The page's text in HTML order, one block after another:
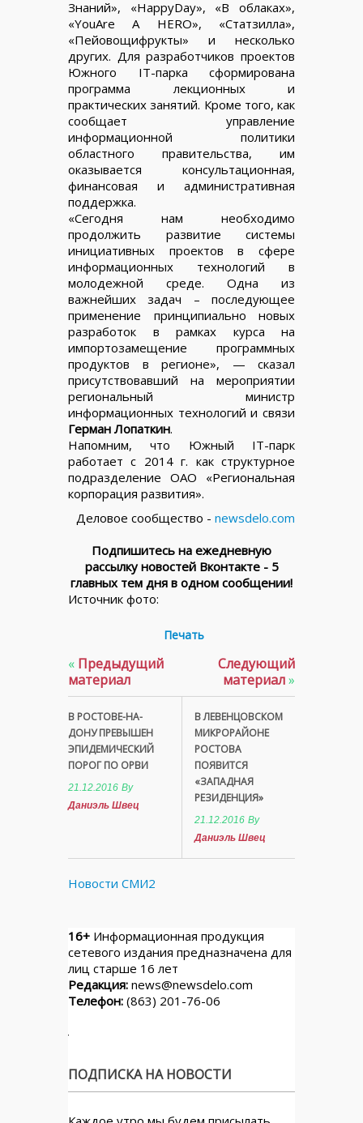
Знаний», «HappyDay», «В облаках»,
«YouAre A HERO», «Статзилла»,
«Пейовощифрукты» и несколько
других. Для разработчиков проектов
Южного IT-парка сформирована
программа лекционных и
практических занятий. Кроме того, как
сообщает управление
информационной политики
областного правительства, им
оказывается консультационная,
финансовая и административная
поддержка.
«Сегодня нам необходимо
продолжить развитие системы
инициативных проектов в сфере
информационных технологий в
молодежной среде. Одна из
важнейших задач – последующее
применение принципиально новых
разработок в рамках курса на
импортозамещение программных
продуктов в регионе», — сказал
присутствовавший на мероприятии
региональный министр
информационных технологий и связи
Герман Лопаткин.
Напомним, что Южный IT-парк
работает с 2014 г. как структурное
подразделение ОАО «Региональная
корпорация развития».
Деловое сообщество - newsdelo.com
Подпишитесь на ежедневную
рассылку новостей Вконтакте - 5
главных тем дня в одном сообщении!
Источник фото:
Печать
« Предыдущий
материал
В РОСТОВЕ-НА-
ДОНУ ПРЕВЫШЕН
ЭПИДЕМИЧЕСКИЙ
ПОРОГ ПО ОРВИ
21.12.2016 By
Даниэль Швец
Следующий
материал»
В ЛЕВЕНЦОВСКОМ
МИКРОРАЙОНЕ
РОСТОВА
ПОЯВИТСЯ
«ЗАПАДНАЯ
РЕЗИДЕНЦИЯ»
21.12.2016 By
Даниэль Швец
Новости СМИ2
16+ Информационная продукция
сетевого издания предназначена для
лиц старше 16 лет
Редакция: news@newsdelo.com
Телефон: (863) 201-76-06
ПОДПИСКА НА НОВОСТИ